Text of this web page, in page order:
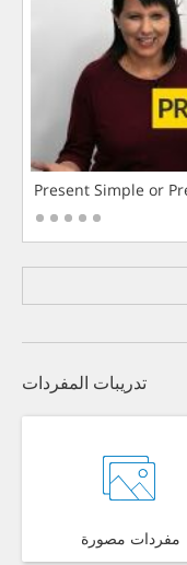
Present Simple or
تدريبات المفردات
مفردات مصورة